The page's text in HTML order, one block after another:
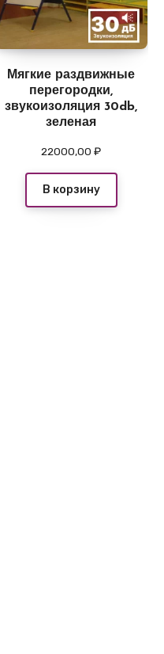
Мягкие раздвижные
перегородки,
звукоизоляция 30db,
зеленая
22000,00₽
В корзину